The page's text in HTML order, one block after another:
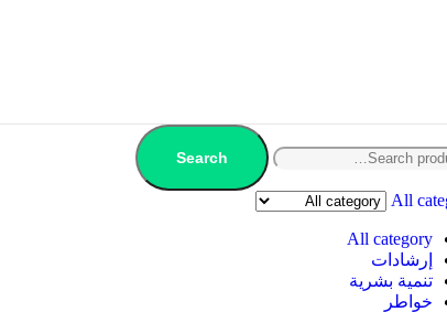
Search
All
All category
إرشادات
تنمية بشرية
خواطر